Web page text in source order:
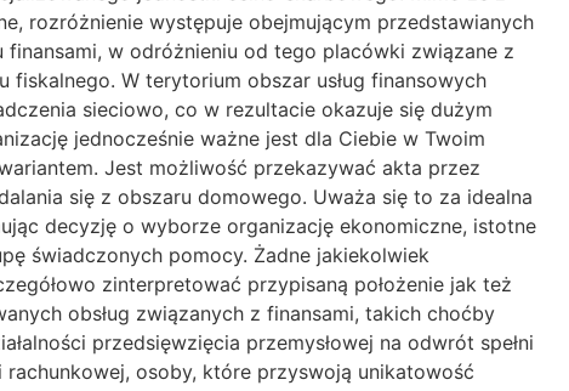
rozróżnienie występuje obejmującym przedstawianych
finansami, w odróżnieniu od tego placówki związane z
W terytorium obszar usług finansowych
sieciowo, co w rezultacie okazuje się dużym
jednocześnie ważne jest dla Ciebie w Twoim
Jest możliwość przekazywać akta przez
się z obszaru domowego. Uważa się to za idealna
decyzję o wyborze organizację ekonomiczne, istotne
świadczonych pomocy. Żadne jakiekolwiek
zinterpretować przypisaną położenie jak też
obsług związanych z finansami, takich choćby
przedsięwzięcia przemysłowej na odwrót spełni
osoby, które przyswoją unikatowość